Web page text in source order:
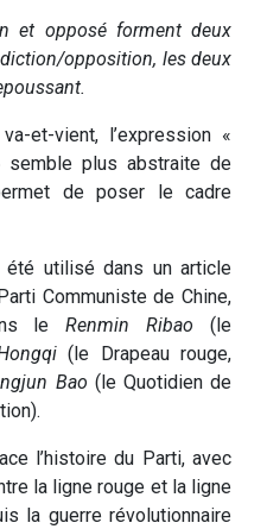
et opposé forment deux
opposition, les deux
et-vient, l’expression «
plus abstraite de
de poser le cadre
été utilisé dans un article
Communiste de Chine,
leRenmin Ribao (le
(le Drapeau rouge,
Bao (le Quotidien de
l’histoire du Parti, avec
la ligne rouge et la ligne
la guerre révolutionnaire